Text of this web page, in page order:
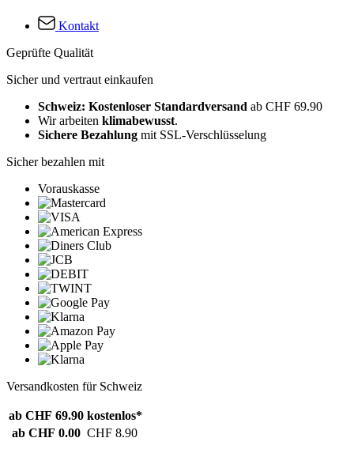
Kontakt
Geprüfte Qualität
Sicher und vertraut einkaufen
Schweiz: Kostenloser Standardversand ab CHF 69.90
Wir arbeiten klimabewusst.
Sichere Bezahlung mit SSL-Verschlüsselung
Sicher bezahlen mit
Vorauskasse
Versandkosten für Schweiz
ab CHF 69.90 kostenlos*
ab CHF 0.00 CHF 8.90